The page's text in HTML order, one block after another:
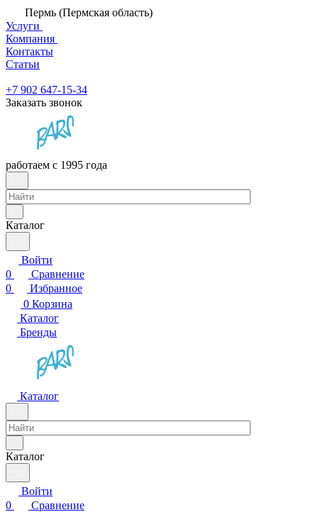
Пермь (Пермская область)
Услуги
Компания
Контакты
Статьи
+7 902 647-15-34
Заказать звонок
работаем с 1995 года
Каталог
Войти
0
Сравнение
0
Избранное
0 Корзина
Каталог
Бренды
Каталог
Каталог
Войти
0
Сравнение